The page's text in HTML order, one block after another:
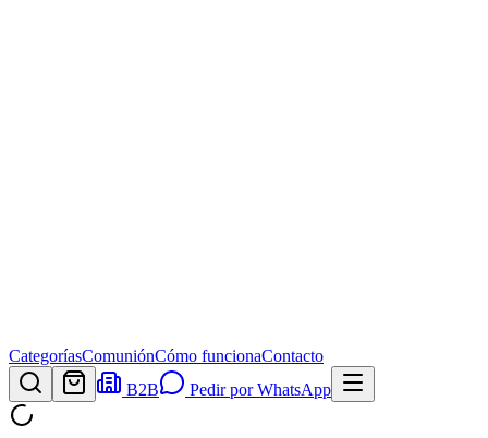
CategoríasComuniónCómo funcionaContacto
B2B
Pedir por WhatsApp